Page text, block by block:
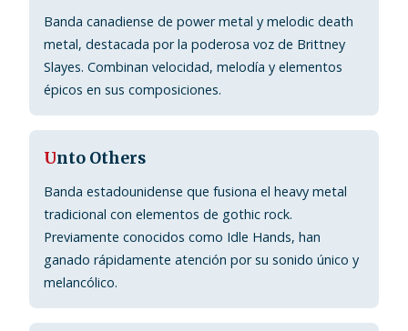
Banda canadiense de power metal y melodic death
metal, destacada por la poderosa voz de Brittney
Slayes. Combinan velocidad, melodía y elementos
épicos en sus composiciones.
Unto Others
Banda estadounidense que fusiona el heavy metal
tradicional con elementos de gothic rock.
Previamente conocidos como Idle Hands, han
ganado rápidamente atención por su sonido único y
melancólico.